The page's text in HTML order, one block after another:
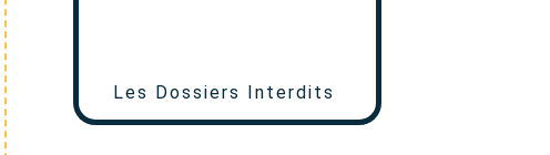
Les Dossiers Interdits